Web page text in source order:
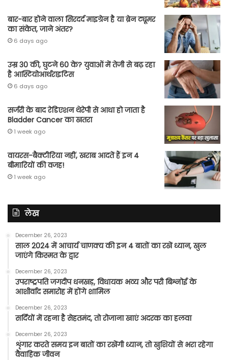
बार-बार होने वाला सिरदर्द माइग्रेन है या ब्रेन ट्यूमर
का संकेत, जाने अंतर?
6 days ago
उम्र 30 की, घुटने 60 के? युवाओं में तेजी से बढ़ रहा
है आस्टियोआर्थराइटिस
6 days ago
सर्जरी के बाद रेडिएशन थेरेपी से आधा हो जाता है
Bladder Cancer का खतरा
1 week ago
वायरस-बैक्टीरिया नहीं, खराब आदतें हैं इन 4
बीमारियों की वजह!
1 week ago
लेख
December 26, 2023
साल 2024 में आचार्य चाणक्य की इन 4 बातों का रखें ध्यान, खुल
जाएंगे किस्मत के द्वार
December 26, 2023
उपराष्ट्रपति जगदीप धनखड़, विधायक भव्य और परी बिश्नोई के
आशीर्वाद समारोह में होंगे शामिल
December 26, 2023
सर्दियों में रहना है सेहतमंद, तो रोजाना खाएं अदरक का हलवा
December 26, 2023
शृंगार करते समय इन बातों का रखेंगी ध्यान, तो खुशियों से भरा रहेगा
वैवाहिक जीवन